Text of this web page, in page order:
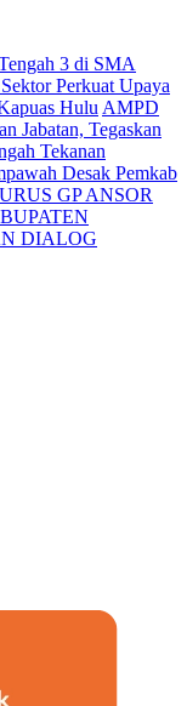
3 di SMA
Perkuat Upaya
Hulu AMPD
Jabatan, Tegaskan
Tekanan
Desak Pemkab
GP ANSOR
DIALOG